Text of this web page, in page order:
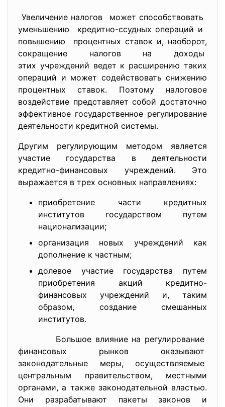
Увеличение налогов может способствовать
уменьшению кредитно-ссудных операций и
повышению процентных ставок и, наоборот,
сокращение налогов на доходы
этих учреждений ведет к расширению таких
операций и может содействовать снижению
процентных ставок. Поэтому налоговое
воздействие представляет собой достаточно
эффективное государственное регулирование
деятельности кредитной системы.
Другим регулирующим методом является
участие государства в деятельности
кредитно-финансовых учреждений. Это
выражается в трех основных направлениях:
приобретение части кредитных
институтов государством путем
национализации;
организация новых учреждений как
дополнение к частным;
долевое участие государства путем
приобретения акций кредитно-
финансовых учреждений и, таким
образом, создание смешанных
институтов.
Большое влияние на регулирование
финансовых рынков оказывают
законодательные меры, осуществляемые
центральным правительством, местными
органами, а также законодательной властью.
Они разрабатывают пакеты законов и